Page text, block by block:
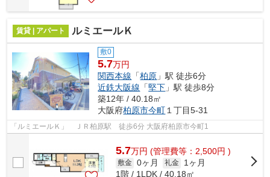
賃貸 | アパート ルミエールＫ
敷0
5.7万円
関西本線 「柏原 」駅 徒歩6分
近鉄大阪線 「堅下 」駅 徒歩8分
築12年 / 40.18㎡
大阪府柏原市今町 １丁目5-31
「ルミエールＫ」 ＪＲ柏原駅 徒歩6分 大阪府柏原市今町1
5.7万円 (管理費等：2,500円 )
敷金 0ヶ月 礼金
1ヶ月
1階 / 1LDK / 40.18㎡